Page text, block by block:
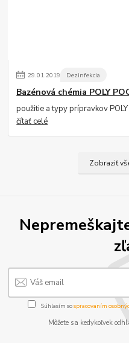
29.01.2019 Dezinfekcia
Bazénová chémia POLY
použitie a typy prípravkov
čítať celé
Zobraziť
Súhlasím sospracovaním
Môžete sa kedykoľvek